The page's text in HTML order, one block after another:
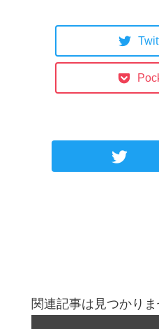
関連記事は見つかりま